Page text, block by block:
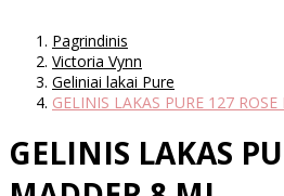
Pagrindinis
Victoria Vynn
Geliniai lakai Pure
GELINIS LAKAS PURE 127
GELINIS LAKAS